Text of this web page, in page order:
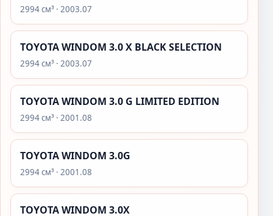
2994 см³ · 2003.07
TOYOTA WINDOM 3.0 X BLACK SELECTION
2994 см³ · 2003.07
TOYOTA WINDOM 3.0 G LIMITED EDITION
2994 см³ · 2001.08
TOYOTA WINDOM 3.0G
2994 см³ · 2001.08
TOYOTA WINDOM 3.0X